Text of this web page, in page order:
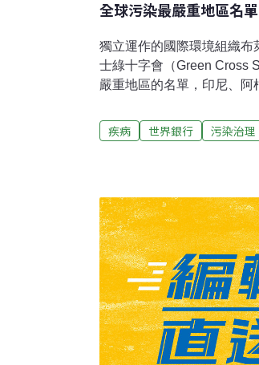
全球污染最嚴重地區名
獨立運作的國際環境組織布
士綠十字會（Green Cross
嚴重地區的名單，印尼、
超過3000份的初步風險評
例如多明尼加Haina的鉛蓄
疾病 世界銀行 污染治理